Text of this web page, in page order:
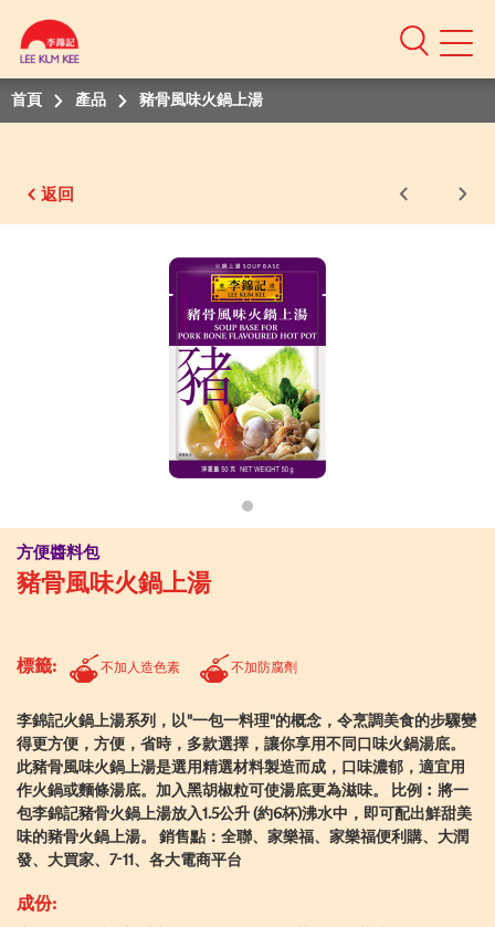
Mobile
首頁 產品 豬骨風味火鍋上湯
返回
方便醬料包
豬骨風味火鍋上湯
標籤: 不加人造色素 不加防腐劑
李錦記火鍋上湯系列，以"一包一料理"的概念，令烹調美食的步驟變
得更方便，方便，省時，多款選擇，讓你享用不同口味火鍋湯底。
此豬骨風味火鍋上湯是選用精選材料製造而成，口味濃郁，適宜用
作火鍋或麵條湯底。加入黑胡椒粒可使湯底更為滋味。 比例︰將一
包李錦記豬骨火鍋上湯放入1.5公升 (約6杯)沸水中，即可配出鮮甜美
味的豬骨火鍋上湯。 銷售點：全聯、家樂福、家樂福便利購、大潤
發、大買家、7-11、各大電商平台
成份: